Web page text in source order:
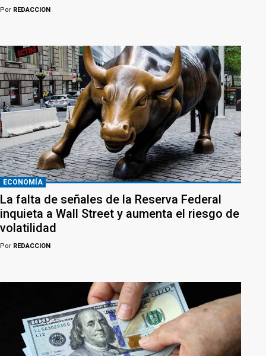
Por REDACCION
ECONOMÍA
La falta de señales de la Reserva Federal
inquieta a Wall Street y aumenta el riesgo de
volatilidad
Por REDACCION